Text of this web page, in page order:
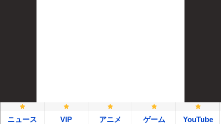
ニュース VIP アニメ ゲーム YouTube